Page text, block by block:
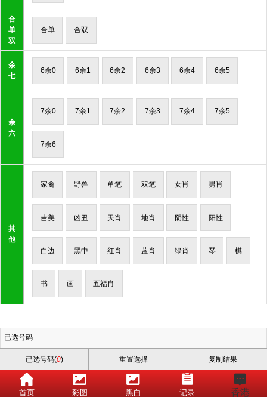
合
单
双
合单 合双
余
七
6余0 6余1 6余2 6余3 6余4 6余5
余
六
7余0 7余1 7余2 7余3 7余4 7余5
7余6
其
他
家禽 野兽 单笔 双笔 女肖 男肖
吉美 凶丑 天肖 地肖 阴性 阳性
白边 黑中 红肖 蓝肖 绿肖 琴 棋
书 画 五福肖
已选号码
已选号码(0) 重置选择 复制结果
首页 彩图 黑白 记录 香港